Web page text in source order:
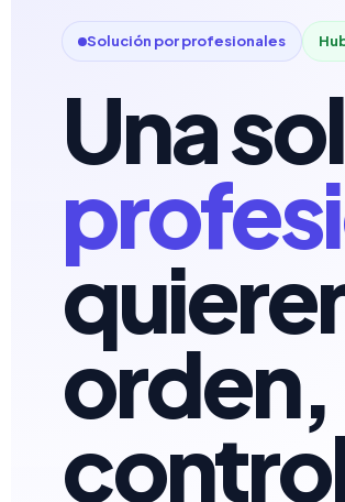
Solución por profesionales
Una
orden,